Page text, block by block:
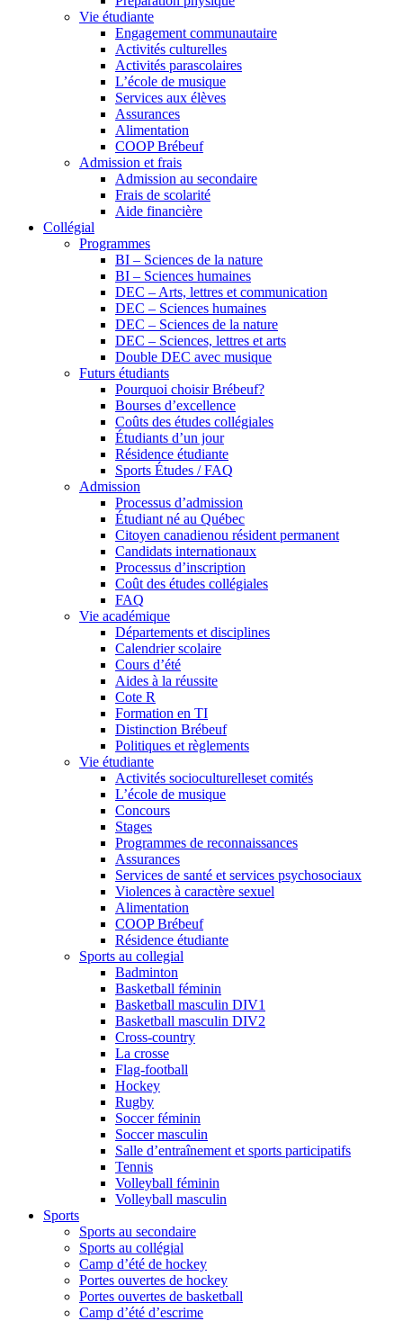
Vie étudiante
Engagement communautaire
Activités culturelles
Activités parascolaires
L’école de musique
Services aux élèves
Assurances
Alimentation
COOP Brébeuf
Admission et frais
Admission au secondaire
Frais de scolarité
Aide financière
Collégial
Programmes
BI – Sciences de la nature
BI – Sciences humaines
DEC – Arts, lettres et communication
DEC – Sciences humaines
DEC – Sciences de la nature
DEC – Sciences, lettres et arts
Double DEC avec musique
Futurs étudiants
Pourquoi choisir Brébeuf?
Bourses d’excellence
Coûts des études collégiales
Étudiants d’un jour
Résidence étudiante
Sports Études / FAQ
Admission
Processus d’admission
Étudiant né au Québec
Citoyen canadienou résident permanent
Candidats internationaux
Processus d’inscription
Coût des études collégiales
FAQ
Vie académique
Départements et disciplines
Calendrier scolaire
Cours d’été
Aides à la réussite
Cote R
Formation en TI
Distinction Brébeuf
Politiques et règlements
Vie étudiante
Activités socioculturelleset comités
L’école de musique
Concours
Stages
Programmes de reconnaissances
Assurances
Services de santé et services psychosociaux
Violences à caractère sexuel
Alimentation
COOP Brébeuf
Résidence étudiante
Sports au collegial
Badminton
Basketball féminin
Basketball masculin DIV1
Basketball masculin DIV2
Cross-country
La crosse
Flag-football
Hockey
Rugby
Soccer féminin
Soccer masculin
Salle d’entraînement et sports participatifs
Tennis
Volleyball féminin
Volleyball masculin
Sports
Sports au secondaire
Sports au collégial
Camp d’été de hockey
Portes ouvertes de hockey
Portes ouvertes de basketball
Camp d’été d’escrime